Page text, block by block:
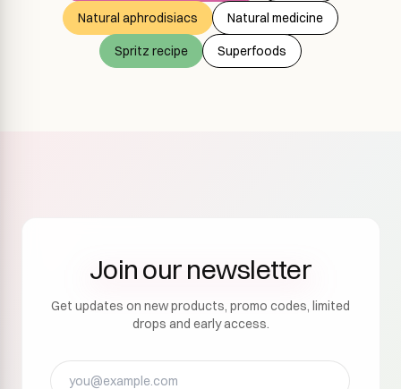
Natural aphrodisiacs Natural medicine
Spritz recipe Superfoods
Join our newsletter
Get updates on new products, promo codes, limited
drops and early access.